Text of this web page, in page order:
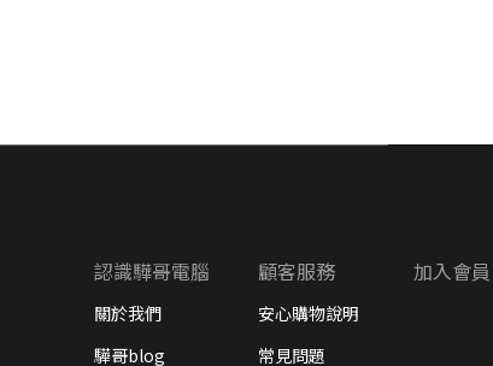
認識驊哥電腦
關於我們
驊哥blog
顧客服務
安心購物說明
常見問題
加入會員